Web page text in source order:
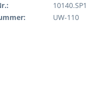
10140.SP1
UW-110